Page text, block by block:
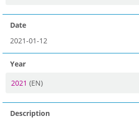
Date
2021-01-12
Year
2021 (EN)
Description